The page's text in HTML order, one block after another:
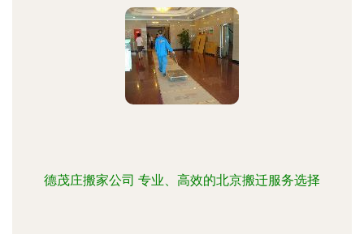
德茂庄搬家公司 专业、高效的北京搬迁服务选择